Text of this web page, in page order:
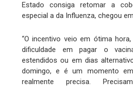
Estado consiga retomar a
especial a da Influenza, chegou
“O incentivo veio em ótima
dificuldade em pagar o
estendidos ou em dias
domingo, e é um momento
realmente precisa.